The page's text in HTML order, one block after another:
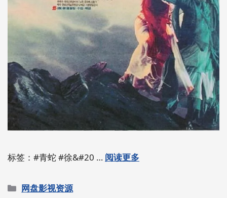
标签：#青蛇 #徐&#20 … 阅读更多
分
网盘影视资源